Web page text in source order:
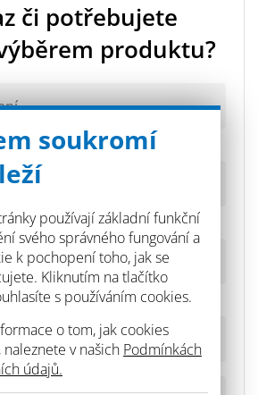
soukromí
používají základní funkční
svého správného fungování a
k pochopení toho, jak se
Kliknutím na tlačítko
s používáním cookies.
o tom, jak cookies
v našich Podmínkách
údajů.
nátěr (při zředění 1:1 s vodou) při
asfaltových hydroizolačních hmot.
proti zemní vlhkosti.
střešních krytin.
malt (do omítek a potěrů) v
obvyklým způsobem (tuto maltu je
do 30 minut a je ji možno zatížit za
či potřebujete
produktu?